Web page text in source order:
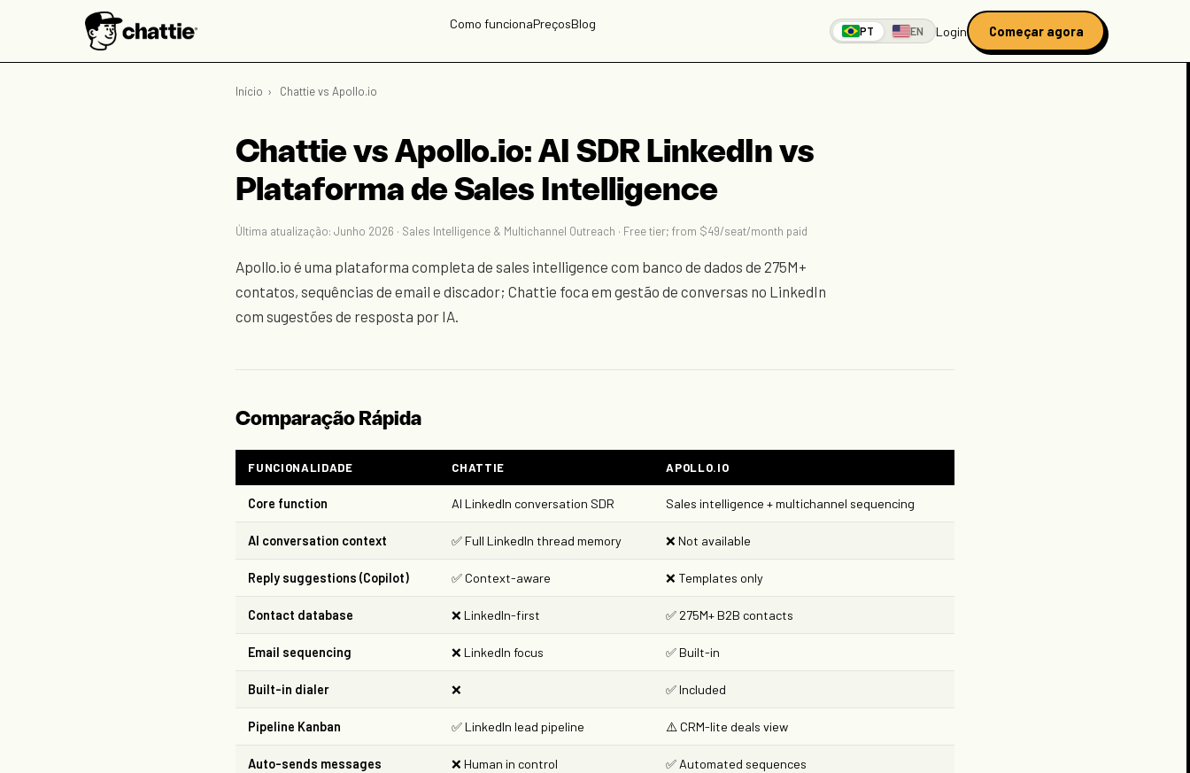
Como funcionaPreçosBlog
PT EN Login Começar agora
Início › Chattie vs Apollo.io
Chattie vs Apollo.io: AI SDR LinkedIn vs
Plataforma de Sales Intelligence
Última atualização: Junho 2026 · Sales Intelligence & Multichannel Outreach · Free tier; from $49/seat/month paid
Apollo.io é uma plataforma completa de sales intelligence com banco de dados de 275M+
contatos, sequências de email e discador; Chattie foca em gestão de conversas no LinkedIn
com sugestões de resposta por IA.
Comparação Rápida
FUNCIONALIDADE CHATTIE APOLLO.IO
Core function AI LinkedIn conversation SDR Sales intelligence + multichannel sequencing
AI conversation context ✅ Full LinkedIn thread memory ❌ Not available
Reply suggestions (Copilot) ✅ Context-aware ❌ Templates only
Contact database ❌ LinkedIn-first ✅ 275M+ B2B contacts
Email sequencing ❌ LinkedIn focus ✅ Built-in
Built-in dialer ❌ ✅ Included
Pipeline Kanban ✅ LinkedIn lead pipeline ⚠️ CRM-lite deals view
Auto-sends messages ❌ Human in control ✅ Automated sequences